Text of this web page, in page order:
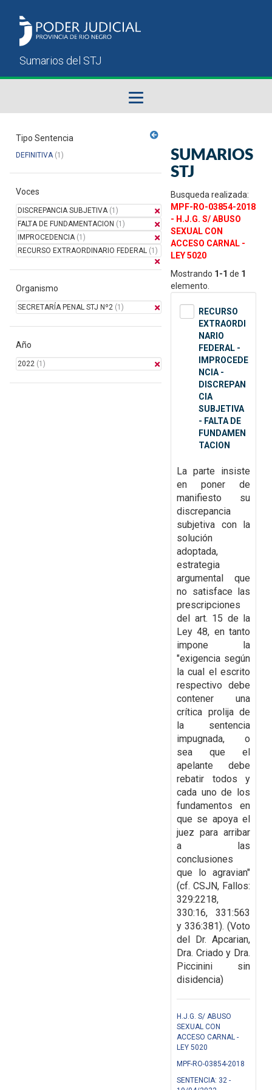
Sumarios del STJ
Manual del Usuario
Tipo Sentencia
DEFINITIVA(1)
Voces
DISCREPANCIA SUBJETIVA(1)
FALTA DE FUNDAMENTACION (1)
IMPROCEDENCIA(1)
RECURSO EXTRAORDINARIO FEDERAL (1)
Organismo
SECRETARÍA PENAL STJ Nº2 (1)
Año
2022 (1)
SUMARIOS
STJ
Busqueda realizada:
MPF-RO-03854-2018
- H.J.G. S/ ABUSO
SEXUAL CON
ACCESO CARNAL -
LEY 5020
Mostrando 1-1 de 1
elemento.
RECURSO
EXTRAORDI
NARIO
FEDERAL -
IMPROCEDE
NCIA -
DISCREPAN
CIA
SUBJETIVA
- FALTA DE
FUNDAMEN
TACION
La parte insiste
en poner de
manifiesto su
discrepancia
subjetiva con la
solución
adoptada,
estrategia
argumental que
no satisface las
prescripciones
del art. 15 de la
Ley 48, en tanto
impone la
"exigencia según
la cual el escrito
respectivo debe
contener una
crítica prolija de
la sentencia
impugnada, o
sea que el
apelante debe
rebatir todos y
cada uno de los
fundamentos en
que se apoya el
juez para arribar
a las
conclusiones
que lo agravian"
(cf. CSJN, Fallos:
329:2218,
330:16, 331:563
y 336:381). (Voto
del Dr. Apcarian,
Dra. Criado y Dra.
Piccinini sin
disidencia)
H.J.G. S/ ABUSO
SEXUAL CON
ACCESO CARNAL -
LEY 5020
MPF-RO-03854-2018
SENTENCIA: 32 -